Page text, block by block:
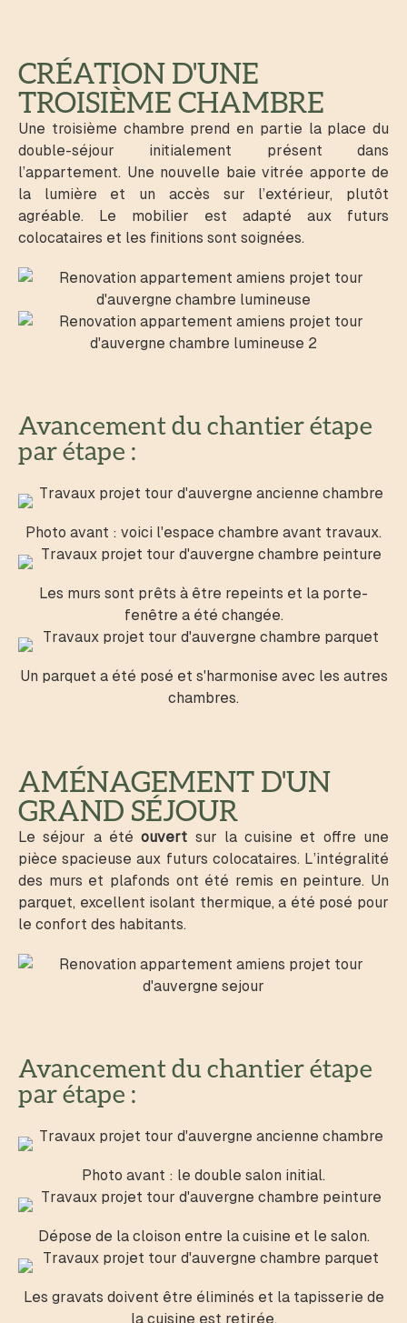
CRÉATION D'UNE
TROISIÈME CHAMBRE
Une troisième chambre prend en partie la place du
double-séjour initialement présent dans
l’appartement. Une nouvelle baie vitrée apporte de
la lumière et un accès sur l’extérieur, plutôt
agréable. Le mobilier est adapté aux futurs
colocataires et les finitions sont soignées.
Avancement du chantier étape
par étape :
Photo avant : voici l'espace chambre avant travaux.
Les murs sont prêts à être repeints et la porte-
fenêtre a été changée.
Un parquet a été posé et s'harmonise avec les autres
chambres.
AMÉNAGEMENT D'UN
GRAND SÉJOUR
Le séjour a étéouvert sur la cuisine et offre une
pièce spacieuse aux futurs colocataires. L’intégralité
des murs et plafonds ont été remis en peinture. Un
parquet, excellent isolant thermique, a été posé pour
le confort des habitants.
Avancement du chantier étape
par étape :
Photo avant : le double salon initial.
Dépose de la cloison entre la cuisine et le salon.
Les gravats doivent être éliminés et la tapisserie de
la cuisine est retirée.